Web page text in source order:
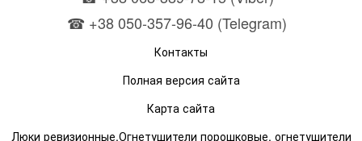
☎ +38 050-357-96-40 (Telegram)
Контакты
Полная версия сайта
Карта сайта
Люки ревизионные.Огнетушители порошковые, огнетушители